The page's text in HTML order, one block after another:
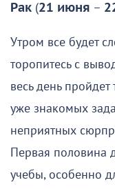
Рак (21 июня –
Утром все будет
торопитесь с
весь день
уже знакомых
неприятных
Первая половина
учебы, особенно